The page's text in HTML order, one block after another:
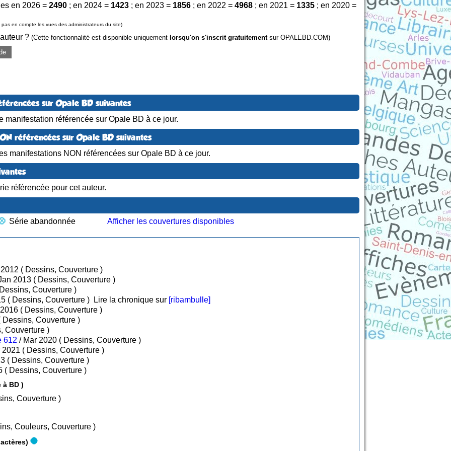
en 2026 = 2490 ; en 2024 = 1423 ; en 2023 = 1856 ; en 2022 = 4968 ; en 2021 = 1335 ; en 2020 =
en compte les vues des administrateurs du site)
? (Cette fonctionnalité est disponible uniquement lorsqu'on s'inscrit gratuitementsur OPALEBD.COM)
sur Opale BD suivantes
manifestation référencée sur Opale BD à ce jour.
référencées sur Opale BD suivantes
manifestations NON référencées sur Opale BD à ce jour.
référencée pour cet auteur.
Série abandonnée Afficher les couvertures disponibles
/ Mar 2012 ( Dessins, Couverture )
/ Jan 2013 ( Dessins, Couverture )
Mar 2014 ( Dessins, Couverture )
/ Jan 2015 ( Dessins, Couverture ) Lire la chronique sur [ribambulle]
/ Fév 2016 ( Dessins, Couverture )
/ Mar 2017 ( Dessins, Couverture )
Couverture )
612
/ Mar 2020 ( Dessins, Couverture )
/ Mar 2021 ( Dessins, Couverture )
/ Mar 2023 ( Dessins, Couverture )
/ Fév 2025 ( Dessins, Couverture )
Le Coffre à BD )
Dessins, Couverture )
Dessins, Couleurs, Couverture )
Phylactères)